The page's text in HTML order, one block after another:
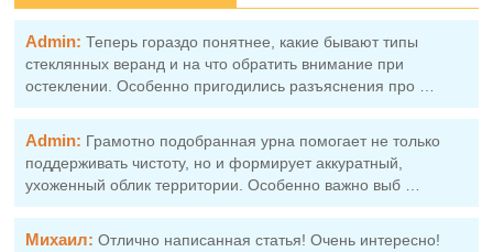
Admin: Теперь гораздо понятнее, какие бывают типы
стеклянных веранд и на что обратить внимание при
остеклении. Особенно пригодились разъяснения про …
Admin: Грамотно подобранная урна помогает не только
поддерживать чистоту, но и формирует аккуратный,
ухоженный облик территории. Особенно важно выб …
Михаил: Отлично написанная статья! Очень интересно!